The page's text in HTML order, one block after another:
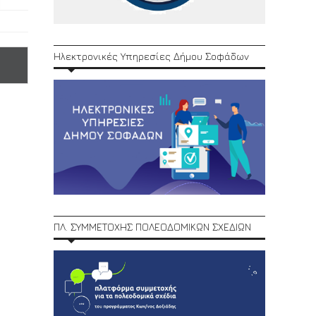
Ηλεκτρονικές Υπηρεσίες Δήμου Σοφάδων
ΠΛ. ΣΥΜΜΕΤΟΧΗΣ ΠΟΛΕΟΔΟΜΙΚΩΝ ΣΧΕΔΙΩΝ